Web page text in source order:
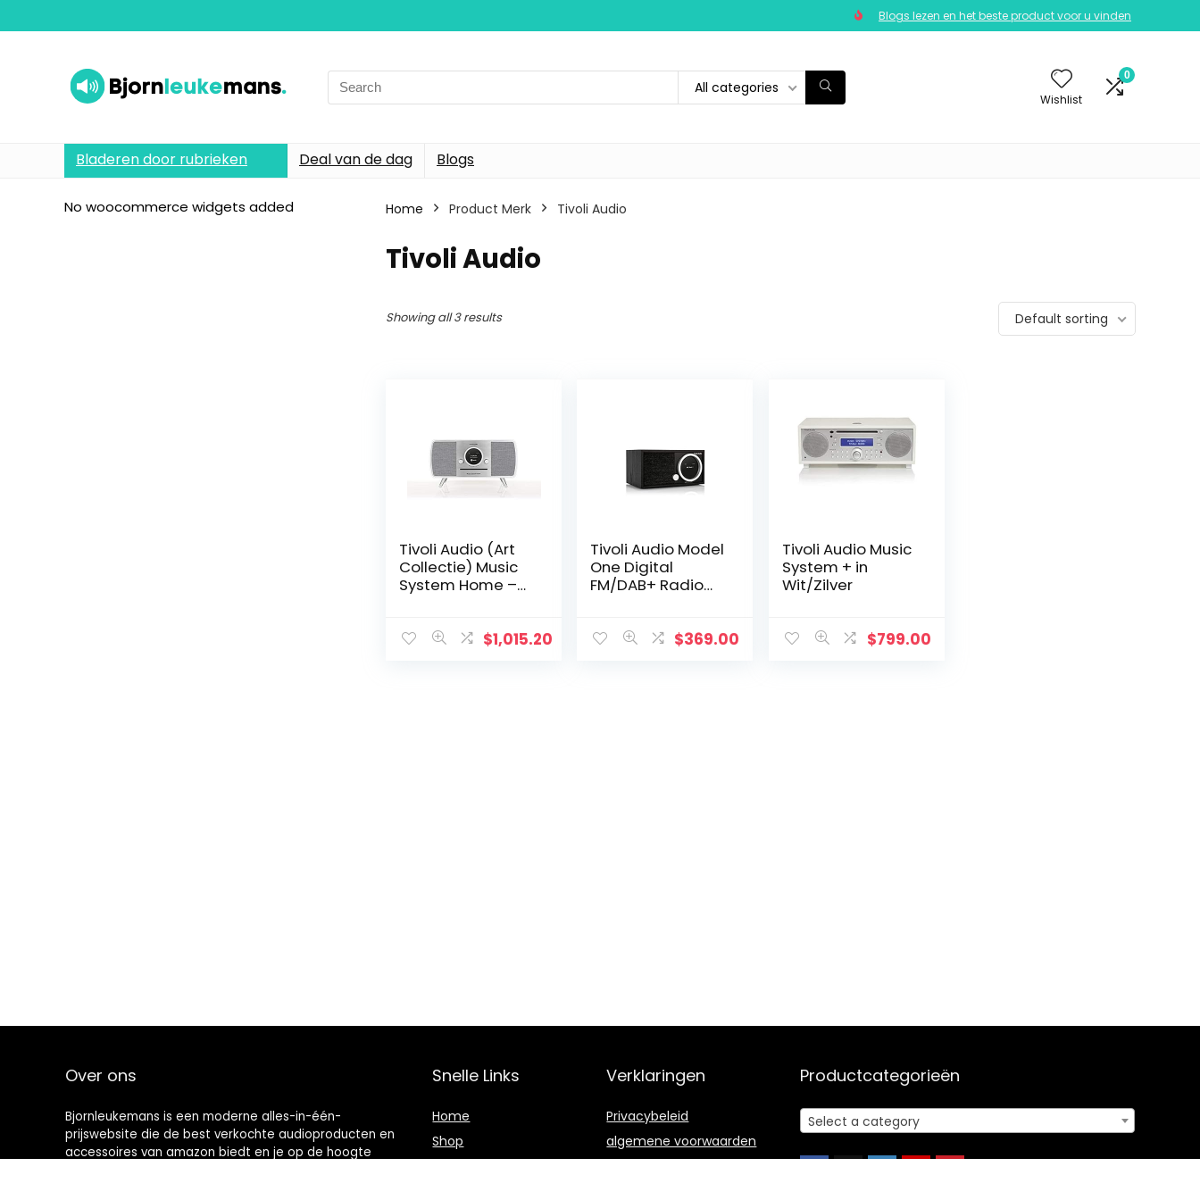
Blogs lezen en het beste product voor u vinden
Search
for:
All categories
Wishlist
0
Bladeren door rubrieken Deal van de dag Blogs
No woocommerce widgets added Home Product Merk Tivoli Audio
Tivoli Audio
Showing all 3 results Default sorting
Tivoli Audio (Art
Collectie) Music
System Home –
compact
$1,015.20
Tivoli Audio Model
One Digital
FM/DAB+ Radio
$369.00
Tivoli Audio Music
System + in
Wit/Zilver
$799.00
Over ons
Bjornleukemans is een moderne alles-in-één-
prijswebsite die de best verkochte audioproducten en
accessoires van amazon biedt en je op de hoogte
Snelle Links
Home
Shop
Verklaringen
Privacybeleid
algemene voorwaarden
Productcategorieën
Select a category